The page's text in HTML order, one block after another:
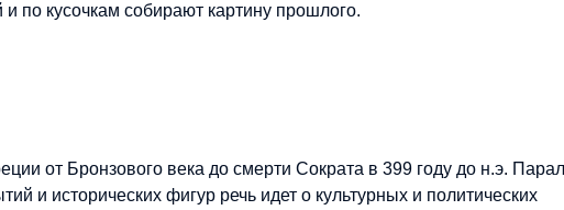
по кусочкам собирают картину прошлого.
от Бронзового века до смерти Сократа в 399 году до н.э.
и исторических фигур речь идет о культурных и политических